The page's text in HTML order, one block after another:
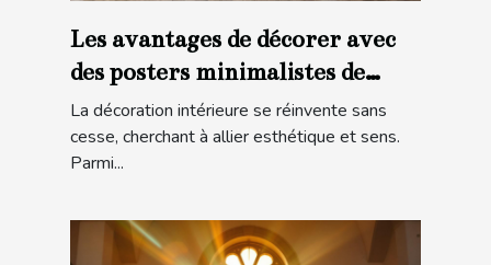
Les avantages de décorer avec
des posters minimalistes de
villes
La décoration intérieure se réinvente sans
cesse, cherchant à allier esthétique et sens.
Parmi...